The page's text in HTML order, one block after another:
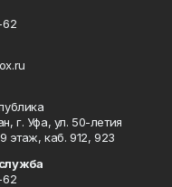
62
г. Уфа, ул. 50-летия
этаж, каб. 912, 923
62